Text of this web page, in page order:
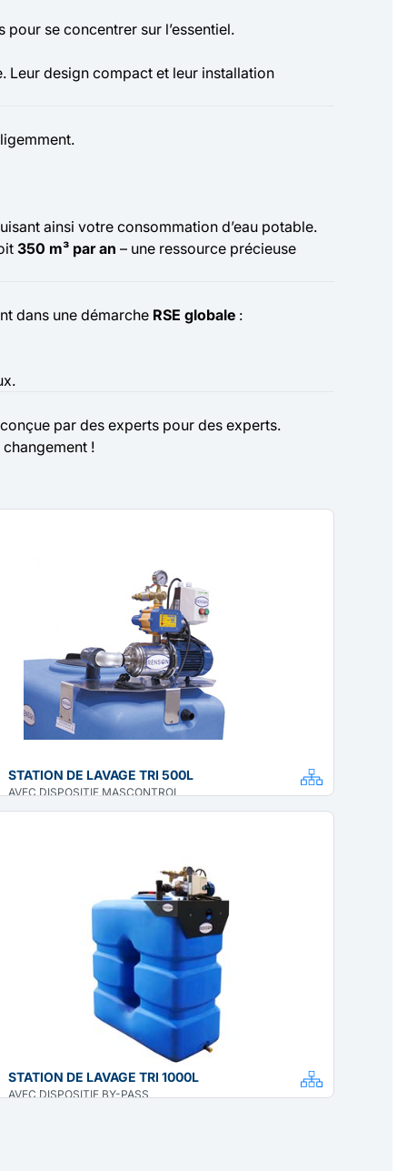
pour se concentrer sur l’essentiel.
Leur design compact et leur installation
ainsi votre consommation d’eau potable.
350 m³ par an – une ressource précieuse
dans une démarche RSE globale :
par des experts pour des experts.
!
STATION DE LAVAGE TRI 500L
AVEC DISPOSITIF MASCONTROL
STATION DE LAVAGE TRI 1000L
AVEC DISPOSITIF BY-PASS